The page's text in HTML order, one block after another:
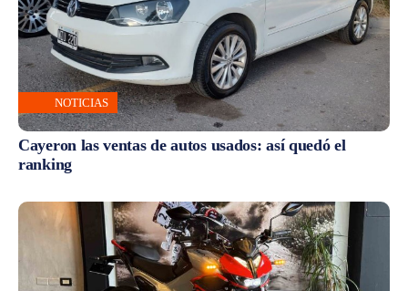
NOTICIAS
Cayeron las ventas de autos usados: así quedó el
ranking